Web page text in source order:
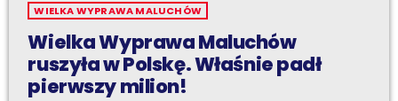
WIELKA WYPRAWA MALUCHÓW
Wielka Wyprawa Maluchów
ruszyła w Polskę. Właśnie padł
pierwszy milion!